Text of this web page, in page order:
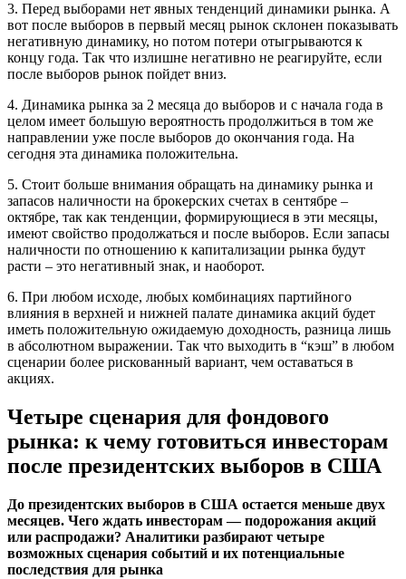
3. Перед выборами нет явных тенденций динамики рынка. А
вот после выборов в первый месяц рынок склонен показывать
негативную динамику, но потом потери отыгрываются к
концу года. Так что излишне негативно не реагируйте, если
после выборов рынок пойдет вниз.
4. Динамика рынка за 2 месяца до выборов и с начала года в
целом имеет большую вероятность продолжиться в том же
направлении уже после выборов до окончания года. На
сегодня эта динамика положительна.
5. Стоит больше внимания обращать на динамику рынка и
запасов наличности на брокерских счетах в сентябре –
октябре, так как тенденции, формирующиеся в эти месяцы,
имеют свойство продолжаться и после выборов. Если запасы
наличности по отношению к капитализации рынка будут
расти – это негативный знак, и наоборот.
6. При любом исходе, любых комбинациях партийного
влияния в верхней и нижней палате динамика акций будет
иметь положительную ожидаемую доходность, разница лишь
в абсолютном выражении. Так что выходить в “кэш” в любом
сценарии более рискованный вариант, чем оставаться в
акциях.
Четыре сценария для фондового
рынка: к чему готовиться инвесторам
после президентских выборов в США
До президентских выборов в США остается меньше двух
месяцев. Чего ждать инвесторам — подорожания акций
или распродажи? Аналитики разбирают четыре
возможных сценария событий и их потенциальные
последствия для рынка